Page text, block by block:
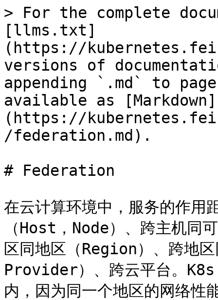
> For the complete
[llms.txt]
(https://
versions of
appending `.md` to
available as [Markdown]
(https://
/federation.md).
# Federation
在云计算环境中，服务的作用
（Host，Node）、跨主机
区同地区（Region）、跨地
Provider）、跨云平台。K8s
内，因为同一个地区的网络